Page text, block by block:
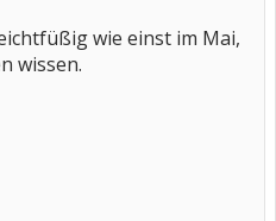
wie einst im Mai,
wissen.